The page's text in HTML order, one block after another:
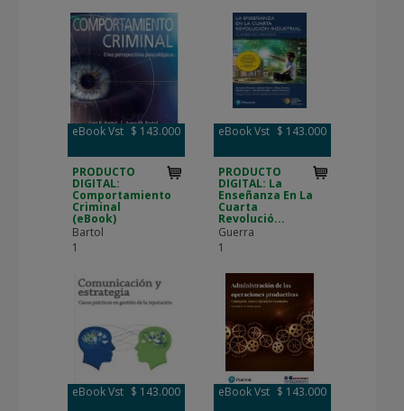
eBook Vst $ 143.000
PRODUCTO
DIGITAL:
Comportamiento
Criminal
(eBook)
Bartol
1
eBook Vst $ 143.000
PRODUCTO
DIGITAL: La
Enseñanza En La
Cuarta
Revolució...
Guerra
1
eBook Vst $ 143.000 eBook Vst $ 143.000